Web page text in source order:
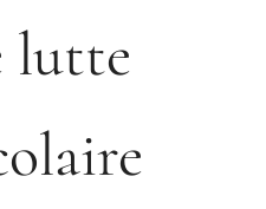
lutte